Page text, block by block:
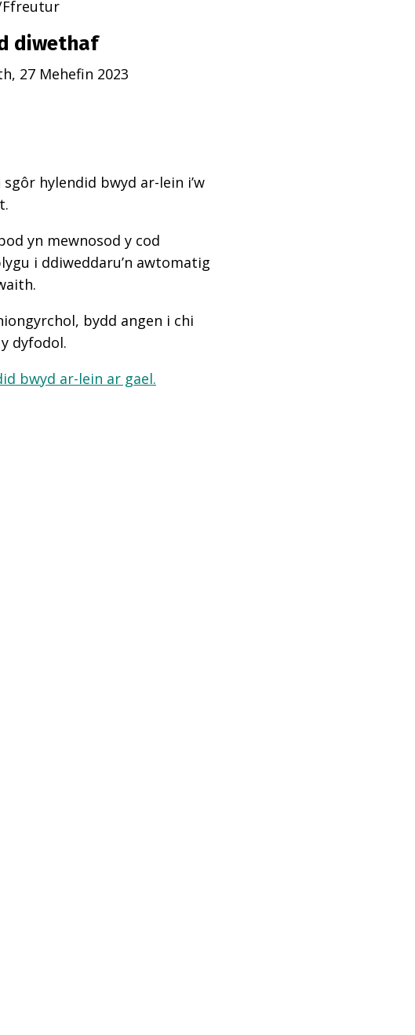
Ffreutur
diwethaf
27 Mehefin 2023
hylendid bwyd ar-lein i’w
yn mewnosod y cod
i ddiweddaru’n awtomatig
bydd angen i chi
dyfodol.
bwyd ar-lein ar gael.